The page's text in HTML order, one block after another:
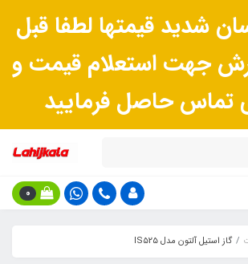
شدید قیمتها لطفا قبل
جهت استعلام قیمت و
تماس حاصل فرمایید
0
گاز استیل آلتون مدل IS۵۲۵